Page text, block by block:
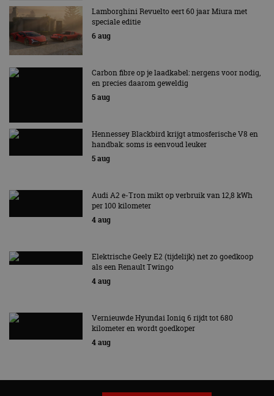
Lamborghini Revuelto eert 60 jaar Miura met
speciale editie
6 aug
Carbon fibre op je laadkabel: nergens voor nodig,
en precies daarom geweldig
5 aug
Hennessey Blackbird krijgt atmosferische V8 en
handbak: soms is eenvoud leuker
5 aug
Audi A2 e-Tron mikt op verbruik van 12,8 kWh
per 100 kilometer
4 aug
Elektrische Geely E2 (tijdelijk) net zo goedkoop
als een Renault Twingo
4 aug
Vernieuwde Hyundai Ioniq 6 rijdt tot 680
kilometer en wordt goedkoper
4 aug